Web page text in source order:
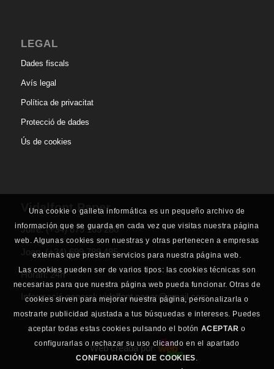
LEGAL
Dades fiscals
Avís legal
Política de privacitat
Protecció de dades
Ús de cookies
Vidalfont Paper
Jofre.(+34) 679 165 280
Joan.(+34) 699 789 485
Horari: 24h
Informació general:vidalfont.paper@gmail.com
Web creada por
Una cookie o galleta informática es un pequeño archivo de
información que se guarda en cada vez que visitas nuestra página
web. Algunas cookies son nuestras y otras pertenecen a empresas
externas que prestan servicios para nuestra página web.
Las cookies pueden ser de varios tipos: las cookies técnicas son
necesarias para que nuestra página web pueda funcionar. Otras de
cookies sirven para mejorar nuestra página, personalizarla o
mostrarte publicidad ajustada a tus búsquedas e intereses. Puedes
aceptar todas estas cookies pulsando el botón ACEPTAR o
configurarlas o rechazar su uso clicando en el apartado
CONFIGURACIÓN DE COOKIES.